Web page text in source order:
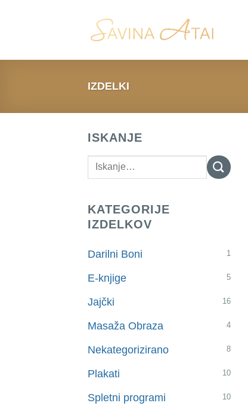
IZDELKI
ISKANJE
Išči:
KATEGORIJE
IZDELKOV
Darilni Boni 1
E-knjige 5
Jajčki 16
Masaža Obraza 4
Nekategorizirano 8
Plakati 10
Spletni programi 10